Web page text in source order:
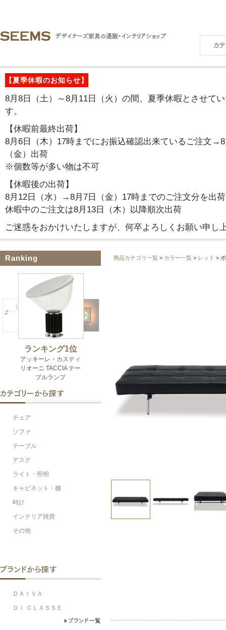
【夏季休暇のお知らせ】
8月8日（土）～8月11日（火）の間、夏季休暇とさせて
す。
【休暇前最終出荷】
8月6日（木）17時までにお振込確認出来ているご注文
（金）出荷
※個数等が多い物は不可
【休暇後の出荷】
8月12日（水）→8月7日（金）17時までのご注文分を出荷
休暇中のご注文は8月13日（木）以降順次出荷
ご迷惑をおかけいたしますが、何卒よろしくお願い申し
Ranking
チェア
ソファ
テーブル
デスク
ライト・照明
キャビネット・棚
時計
インテリア雑貨
その他
ＤＡＩＶＡ
ＤＩ ＣＬＡＳＳＥ
商品カテゴリ一覧 > カラー一覧 > レッド >